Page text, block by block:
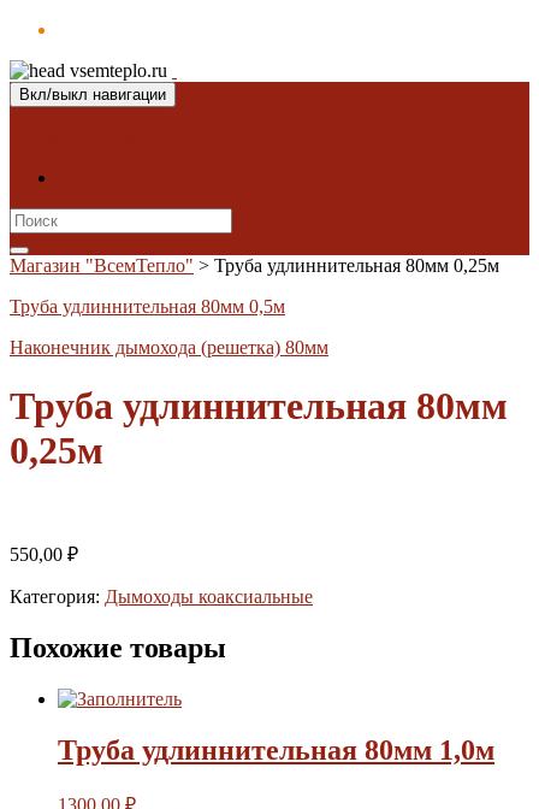
Вкл/выкл навигации
Search
for:
Магазин "ВсемТепло" > Труба удлиннительная 80мм 0,25м
Труба удлиннительная 80мм 0,5м
Наконечник дымохода (решетка) 80мм
Труба удлиннительная 80мм
0,25м
550,00 ₽
Категория: Дымоходы коаксиальные
Похожие товары
Труба удлиннительная 80мм 1,0м
1300,00 ₽